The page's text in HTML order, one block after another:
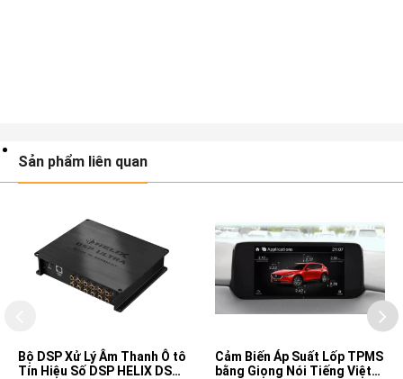
Sản phẩm liên quan
Bộ DSP Xử Lý Âm Thanh Ô tô
Tín Hiệu Số DSP HELIX DSP
Cảm Biến Áp Suất Lốp TPMS
bằng Giọng Nói Tiếng Việt